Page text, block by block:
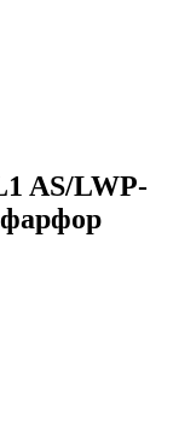
AS/LWP-
фарфор